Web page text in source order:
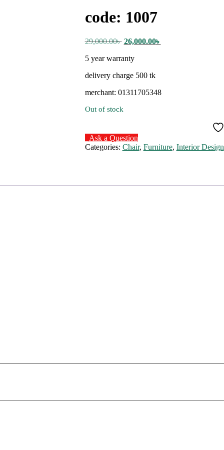
code: 1007
29,000.00৳ Original
was:
26,000.00৳
5 year warranty
delivery charge 500 tk
merchant: 01311705348
Out of stock
Ask a Question
Categories: Chair, Furniture, Interior Design